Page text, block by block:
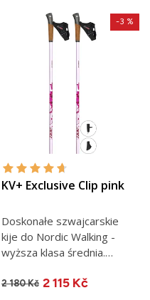
KV+ Exclusive Clip pink
Doskonałe szwajcarskie
kije do Nordic Walking -
wyższa klasa średnia.
węgla....
2 180 Kč
-3 %
2 115 Kč